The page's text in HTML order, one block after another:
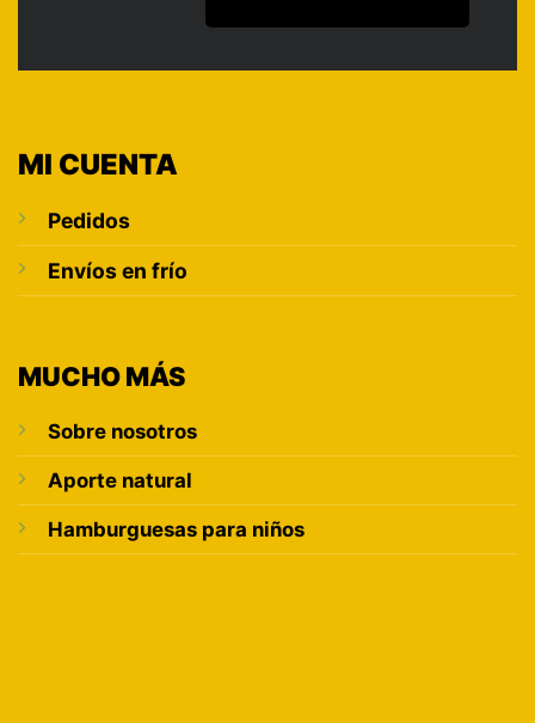
MI CUENTA
Pedidos
Envíos en frío
MUCHO MÁS
Sobre nosotros
Aporte natural
Hamburguesas para niños